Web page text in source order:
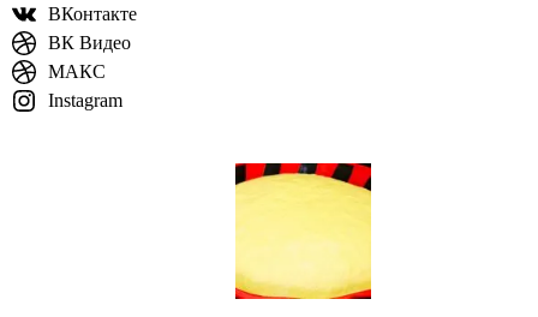
ВКонтакте
ВК Видео
МАКС
Instagram